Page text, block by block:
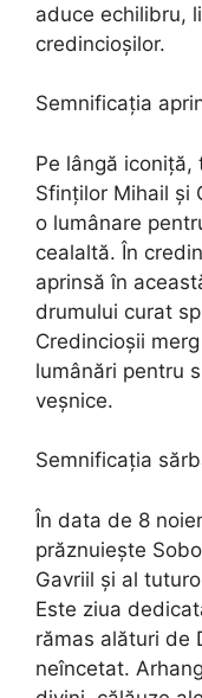
aduce echilibru,
credincioșilor.
Semnificația
Pe lângă
Sfinților Mihail și
o lumânare
cealaltă. În
aprinsă în
drumului curat
Credincioșii
lumânări pentru
veșnice.
Semnificația
În data de 8
prăznuiește
Gavriil și al
Este ziua
rămas alături de
neîncetat.